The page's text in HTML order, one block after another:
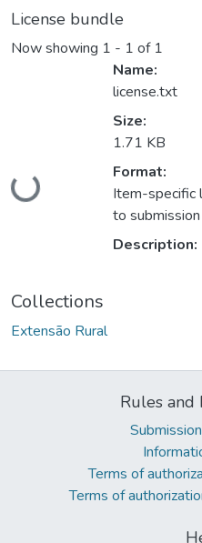
License bundle
Now showing 1 - 1 of 1
Name:
license.txt
Size:
1.71 KB
Format:
Item-specific
to submission
Description:
Collections
Extensão Rural
Rules and
Terms of
Terms of